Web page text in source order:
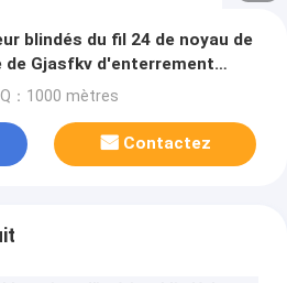
blindés du fil 24 de noyau de
de Gjasfkv d'enterrement
：1000 mètres
Contactez